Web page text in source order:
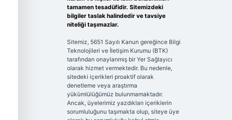
tamamen tesadüfidir. Sitemizdeki
bilgiler taslak halindedir ve tavsiye
niteliği taşımazlar.
Sitemiz, 5651 Sayılı Kanun gereğince Bilgi
Teknolojileri ve İletişim Kurumu (BTK)
tarafından onaylanmış bir Yer Sağlayıcı
olarak hizmet vermektedir. Bu nedenle,
sitedeki içerikleri proaktif olarak
denetleme veya araştırma
yükümlülüğümüz bulunmamaktadır.
Ancak, üyelerimiz yazdıkları içeriklerin
sorumluluğunu taşımakta olup, siteye üye